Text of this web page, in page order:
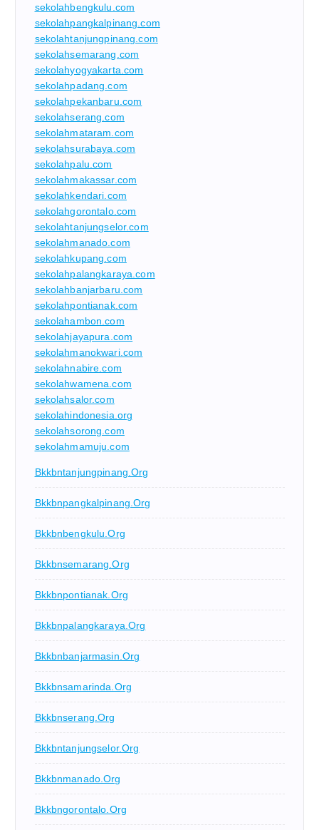
sekolahbengkulu.com
sekolahpangkalpinang.com
sekolahtanjungpinang.com
sekolahsemarang.com
sekolahyogyakarta.com
sekolahpadang.com
sekolahpekanbaru.com
sekolahserang.com
sekolahmataram.com
sekolahsurabaya.com
sekolahpalu.com
sekolahmakassar.com
sekolahkendari.com
sekolahgorontalo.com
sekolahtanjungselor.com
sekolahmanado.com
sekolahkupang.com
sekolahpalangkaraya.com
sekolahbanjarbaru.com
sekolahpontianak.com
sekolahambon.com
sekolahjayapura.com
sekolahmanokwari.com
sekolahnabire.com
sekolahwamena.com
sekolahsalor.com
sekolahindonesia.org
sekolahsorong.com
sekolahmamuju.com
Bkkbntanjungpinang.org
Bkkbnpangkalpinang.org
Bkkbnbengkulu.org
Bkkbnsemarang.org
Bkkbnpontianak.org
Bkkbnpalangkaraya.org
Bkkbnbanjarmasin.org
Bkkbnsamarinda.org
Bkkbnserang.org
Bkkbntanjungselor.org
Bkkbnmanado.org
Bkkbngorontalo.org